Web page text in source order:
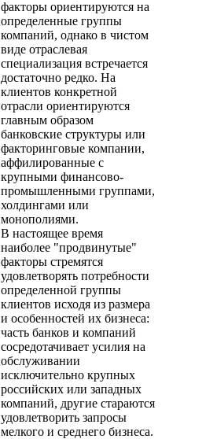
факторы ориентируются на
определенные группы
компаний, однако в чистом
виде отраслевая
специализация встречается
достаточно редко. На
клиентов конкретной
отрасли ориентируются
главным образом
банковские структуры или
факторинговые компании,
аффилированные с
крупными финансово-
промышленными группами,
холдингами или
монополиями.
В настоящее время
наиболее "продвинутые"
факторы стремятся
удовлетворять потребности
определенной группы
клиентов исходя из размера
и особенностей их бизнеса:
часть банков и компаний
сосредотачивает усилия на
обслуживании
исключительно крупных
российских или западных
компаний, другие стараются
удовлетворить запросы
мелкого и среднего бизнеса.